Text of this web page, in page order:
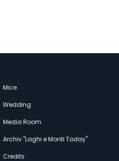
Mice
Wedding
Media Room
Archiv "Laghi e Monti Today"
Credits